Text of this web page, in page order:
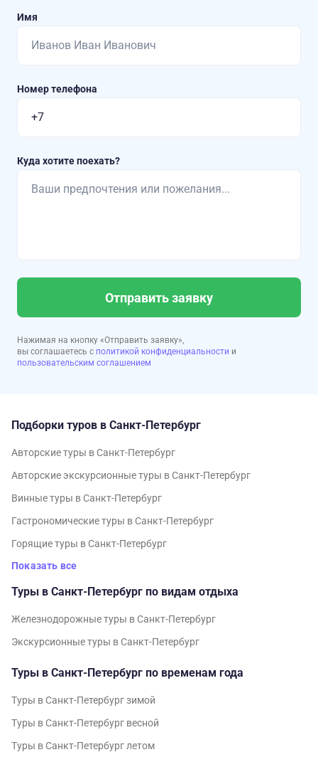
Имя
Номер телефона
Куда хотите поехать?
Отправить заявку
Нажимая на кнопку «Отправить заявку»,
вы соглашаетесь с политикой конфиденциальности и
пользовательским соглашением
Подборки туров в Санкт-Петербург
Авторские туры в Санкт-Петербург
Авторские экскурсионные туры в Санкт-Петербург
Винные туры в Санкт-Петербург
Гастрономические туры в Санкт-Петербург
Горящие туры в Санкт-Петербург
Показать все
Туры в Санкт-Петербург по видам отдыха
Железнодорожные туры в Санкт-Петербург
Экскурсионные туры в Санкт-Петербург
Туры в Санкт-Петербург по временам года
Туры в Санкт-Петербург зимой
Туры в Санкт-Петербург весной
Туры в Санкт-Петербург летом